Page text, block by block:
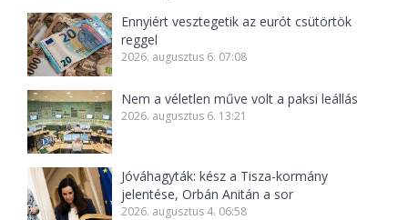
Ennyiért vesztegetik az eurót csütörtök
reggel
2026. augusztus 6. 07:08
Nem a véletlen műve volt a paksi leállás
2026. augusztus 6. 13:21
Jóváhagyták: kész a Tisza-kormány
jelentése, Orbán Anitán a sor
2026. augusztus 4. 06:58